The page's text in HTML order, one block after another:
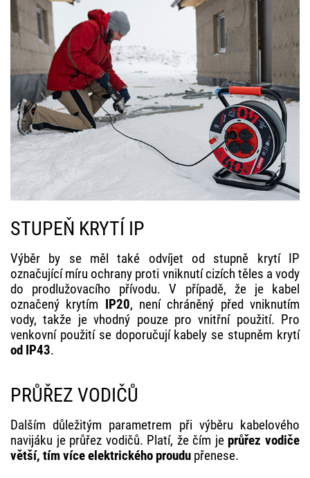
STUPEŇ KRYTÍ IP
Výběr by se měl také odvíjet od stupně krytí IP
označující míru ochrany proti vniknutí cizích těles a vody
do prodlužovacího přívodu. V případě, že je kabel
označený krytím IP20, není chráněný před vniknutím
vody, takže je vhodný pouze pro vnitřní použití. Pro
venkovní použití se doporučují kabely se stupněm krytí
od IP43.
PRŮŘEZ VODIČŮ
Dalším důležitým parametrem při výběru kabelového
navijáku je průřez vodičů. Platí, že čím je průřez vodiče
větší, tím více elektrického proudu přenese.